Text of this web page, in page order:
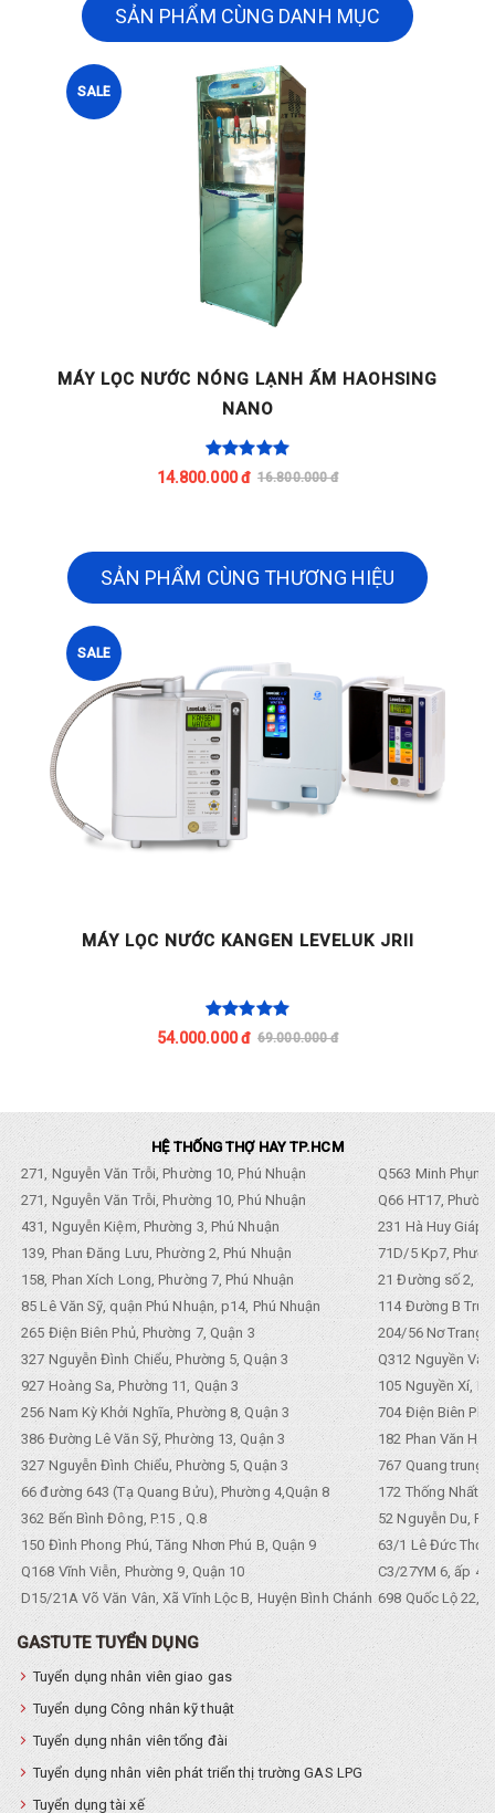
SẢN PHẨM CÙNG DANH MỤC
SALE
MÁY LỌC NƯỚC KHOÁNG NÓNG LẠNH DÙNG
CHO VĂN PHÒNG CÔNG SỞ HM 290 NANO
12.500.000 đ 14.670.000 đ
SẢN PHẨM CÙNG THƯƠNG HIỆU
SALE
MÁY LỌC NƯỚC KANGEN LEVELUK R
64.000.000 đ 71.400.000 đ
HỆ THỐNG THỢ HAY TP.HCM
271, Nguyễn Văn Trỗi, Phường 10, Phú Nhuận
Q563 Minh
271, Nguyễn Văn Trỗi, Phường 10, Phú Nhuận
Q66 HT17,
431, Nguyễn Kiệm, Phường 3, Phú Nhuận
231 Hà Huy Giáp,
139, Phan Đăng Lưu, Phường 2, Phú Nhuận
71D/5 Kp7,
158, Phan Xích Long, Phường 7, Phú Nhuận
21 Đường số 2,
85 Lê Văn Sỹ, quận Phú Nhuận, p14, Phú Nhuận
114 Đường B
265 Điện Biên Phủ, Phường 7, Quận 3
204/56 Nơ Trang
327 Nguyễn Đình Chiểu, Phường 5, Quận 3
Q312 Nguyền
927 Hoàng Sa, Phường 11, Quận 3
105 Nguyền Xí,
256 Nam Kỳ Khởi Nghĩa, Phường 8, Quận 3
704 Điện Biên
386 Đường Lê Văn Sỹ, Phường 13, Quận 3
182 Phan Văn
327 Nguyễn Đình Chiểu, Phường 5, Quận 3
767 Quang trung,
66 đường 643 (Tạ Quang Bửu), Phường 4,Quận 8
172 Thống Nhất.
362 Bến Bình Đông, P.15 , Q.8
52 Nguyễn Du,
150 Đình Phong Phú, Tăng Nhơn Phú B, Quận 9
63/1 Lê Đức Thọ,
Q168 Vĩnh Viễn, Phường 9, Quận 10
C3/27YM 6, ấp 4,
D15/21A Võ Văn Vân, Xã Vĩnh Lộc B, Huyện Bình Chánh 698 Quốc Lộ 22,
GASTUTE TUYỂN DỤNG
Tuyển dụng nhân viên giao gas
Tuyển dụng Công nhân kỹ thuật
Tuyển dụng nhân viên tổng đài
Tuyển dụng nhân viên phát triển thị trường GAS LPG
Tuyển dụng tài xế